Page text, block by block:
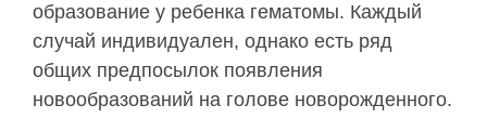
образование у ребенка гематомы. Каждый
случай индивидуален, однако есть ряд
общих предпосылок появления
новообразований на голове новорожденного.